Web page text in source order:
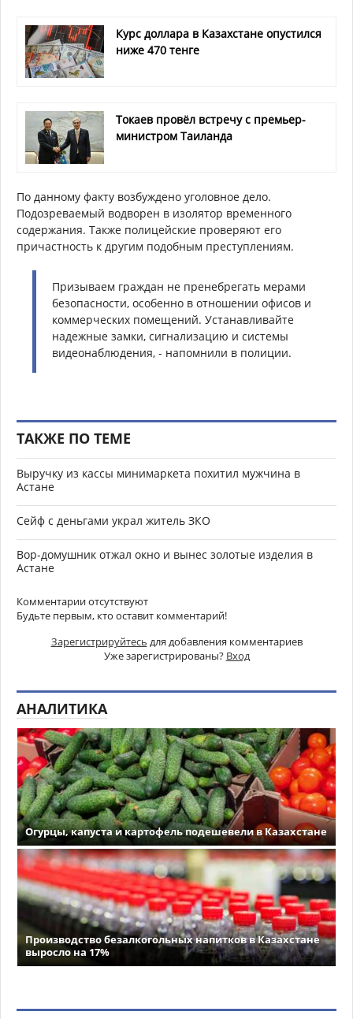
Курс доллара в Казахстане опустился
ниже 470 тенге
Токаев провёл встречу с премьер-
министром Таиланда
По данному факту возбуждено уголовное дело.
Подозреваемый водворен в изолятор временного
содержания. Также полицейские проверяют его
причастность к другим подобным преступлениям.
Призываем граждан не пренебрегать мерами
безопасности, особенно в отношении офисов и
коммерческих помещений. Устанавливайте
надежные замки, сигнализацию и системы
видеонаблюдения, - напомнили в полиции.
ТАКЖЕ ПО ТЕМЕ
Выручку из кассы минимаркета похитил мужчина в
Астане
Сейф с деньгами украл житель ЗКО
Вор-домушник отжал окно и вынес золотые изделия в
Астане
Комментарии отсутствуют
Будьте первым, кто оставит комментарий!
Зарегистрируйтесь для добавления комментариев
Уже зарегистрированы? Вход
АНАЛИТИКА
Огурцы, капуста и картофель подешевели в Казахстане
Производство безалкогольных напитков в Казахстане
выросло на 17%